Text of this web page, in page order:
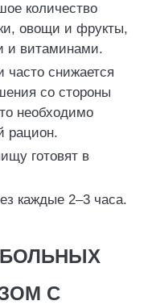
количество
овощи и фрукты,
и витаминами.
часто снижается
со стороны
необходимо
рацион.
готовят в
каждые 2–3 часа.
С